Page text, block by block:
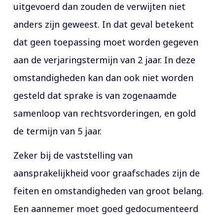
uitgevoerd dan zouden de verwijten niet
anders zijn geweest. In dat geval betekent
dat geen toepassing moet worden gegeven
aan de verjaringstermijn van 2 jaar. In deze
omstandigheden kan dan ook niet worden
gesteld dat sprake is van zogenaamde
samenloop van rechtsvorderingen, en gold
de termijn van 5 jaar.
Zeker bij de vaststelling van
aansprakelijkheid voor graafschades zijn de
feiten en omstandigheden van groot belang.
Een aannemer moet goed gedocumenteerd